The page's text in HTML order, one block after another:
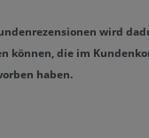
wird
können, die im
haben.